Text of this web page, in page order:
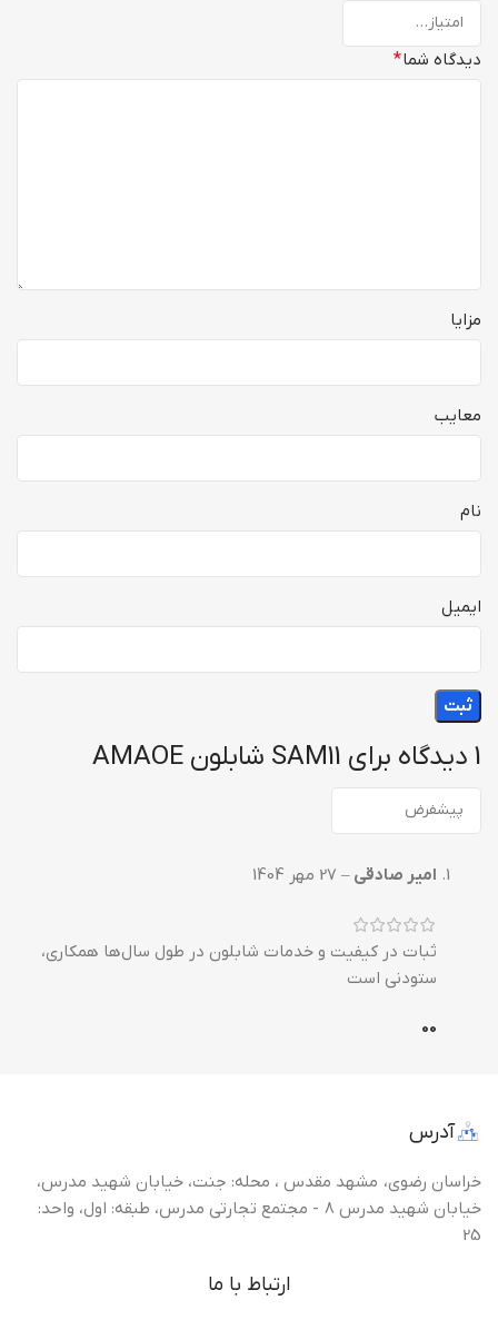
1 دیدگاه برای SAM11 شابلون AMAOE
امیر صادقی – 27 مهر 1404
ثبات در کیفیت و خدمات شابلون در طول سال‌ها همکاری،
ستودنی است
0
0
دیدگاه شما*
مزایا
معایب
نام
ایمیل
آدرس
خراسان رضوی، مشهد مقدس ، محله: جنت، خیابان شهید مدرس،
خیابان شهید مدرس 8 - مجتمع تجارتی مدرس، طبقه: اول، واحد:
25
ارتباط با ما